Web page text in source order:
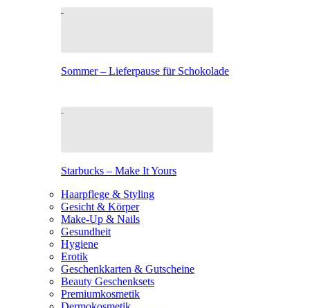
Sommer – Lieferpause für Schokolade
Starbucks – Make It Yours
Haarpflege & Styling
Gesicht & Körper
Make-Up & Nails
Gesundheit
Hygiene
Erotik
Geschenkkarten & Gutscheine
Beauty Geschenksets
Premiumkosmetik